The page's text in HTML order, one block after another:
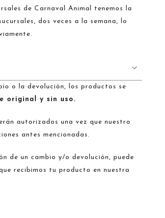
de Carnaval Animal tenemos la
dos veces a la semana, lo
o la devolución, los productos se
original y sin uso.
autorizados una vez que nuestro
antes mencionadas.
de un cambio y/o devolución, puede
recibimos tu producto en nuestra